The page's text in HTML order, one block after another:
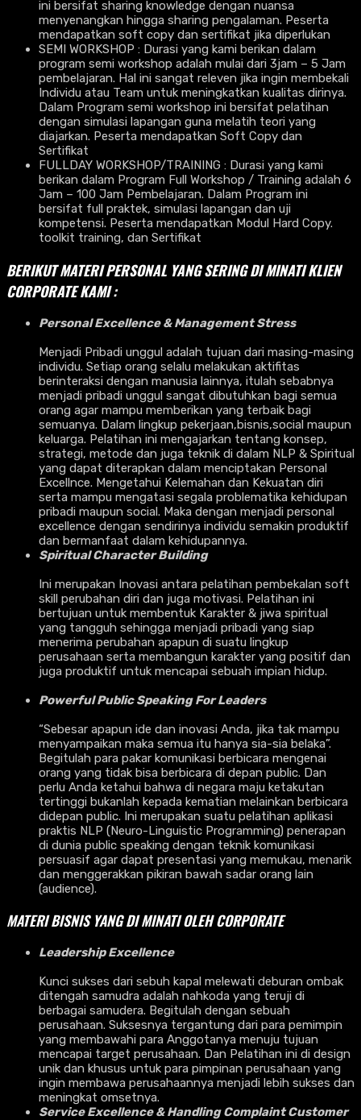
ini bersifat sharing knowledge dengan nuansa
menyenangkan hingga sharing pengalaman. Peserta
mendapatkan soft copy dan sertifikat jika diperlukan
SEMI WORKSHOP : Durasi yang kami berikan dalam
program semi workshop adalah mulai dari 3jam – 5 Jam
pembelajaran. Hal ini sangat releven jika ingin membekali
Individu atau Team untuk meningkatkan kualitas dirinya.
Dalam Program semi workshop ini bersifat pelatihan
dengan simulasi lapangan guna melatih teori yang
diajarkan. Peserta mendapatkan Soft Copy dan
Sertifikat
FULLDAY WORKSHOP/TRAINING : Durasi yang kami
berikan dalam Program Full Workshop / Training adalah 6
Jam – 100 Jam Pembelajaran. Dalam Program ini
bersifat full praktek, simulasi lapangan dan uji
kompetensi. Peserta mendapatkan Modul Hard Copy.
toolkit training, dan Sertifikat
BERIKUT MATERI PERSONAL YANG SERING DI MINATI KLIEN
CORPORATE KAMI :
Personal Excellence & Management Stress
Menjadi Pribadi unggul adalah tujuan dari masing-masing
individu. Setiap orang selalu melakukan aktifitas
berinteraksi dengan manusia lainnya, itulah sebabnya
menjadi pribadi unggul sangat dibutuhkan bagi semua
orang agar mampu memberikan yang terbaik bagi
semuanya. Dalam lingkup pekerjaan,bisnis,social maupun
keluarga. Pelatihan ini mengajarkan tentang konsep,
strategi, metode dan juga teknik di dalam NLP & Spiritual
yang dapat diterapkan dalam menciptakan Personal
Excellnce. Mengetahui Kelemahan dan Kekuatan diri
serta mampu mengatasi segala problematika kehidupan
pribadi maupun social. Maka dengan menjadi personal
excellence dengan sendirinya individu semakin produktif
dan bermanfaat dalam kehidupannya.
Spiritual Character Building
Ini merupakan Inovasi antara pelatihan pembekalan soft
skill perubahan diri dan juga motivasi. Pelatihan ini
bertujuan untuk membentuk Karakter & jiwa spiritual
yang tangguh sehingga menjadi pribadi yang siap
menerima perubahan apapun di suatu lingkup
perusahaan serta membangun karakter yang positif dan
juga produktif untuk mencapai sebuah impian hidup.
Powerful Public Speaking For Leaders
“Sebesar apapun ide dan inovasi Anda, jika tak mampu
menyampaikan maka semua itu hanya sia-sia belaka”.
Begitulah para pakar komunikasi berbicara mengenai
orang yang tidak bisa berbicara di depan public. Dan
perlu Anda ketahui bahwa di negara maju ketakutan
tertinggi bukanlah kepada kematian melainkan berbicara
didepan public. Ini merupakan suatu pelatihan aplikasi
praktis NLP (Neuro-Linguistic Programming) penerapan
di dunia public speaking dengan teknik komunikasi
persuasif agar dapat presentasi yang memukau, menarik
dan menggerakkan pikiran bawah sadar orang lain
(audience).
MATERI BISNIS YANG DI MINATI OLEH CORPORATE
Leadership Excellence
Kunci sukses dari sebuh kapal melewati deburan ombak
ditengah samudra adalah nahkoda yang teruji di
berbagai samudera. Begitulah dengan sebuah
perusahaan. Suksesnya tergantung dari para pemimpin
yang membawahi para Anggotanya menuju tujuan
mencapai target perusahaan. Dan Pelatihan ini di design
unik dan khusus untuk para pimpinan perusahaan yang
ingin membawa perusahaannya menjadi lebih sukses dan
meningkat omsetnya.
Service Excellence & Handling Complaint Customer